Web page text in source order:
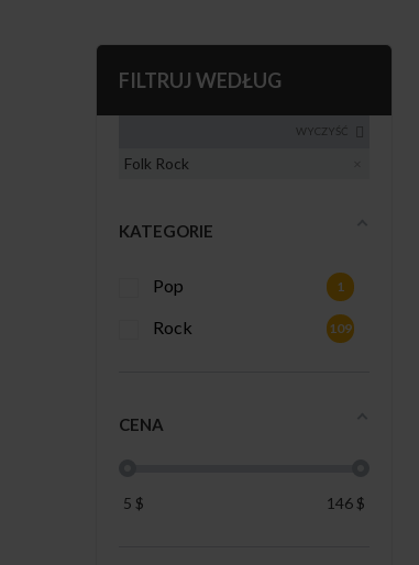
FILTRUJ WEDŁUG
WYCZYŚĆ
Folk Rock
KATEGORIE
Pop 1
Rock 109
CENA
5 $ 146 $